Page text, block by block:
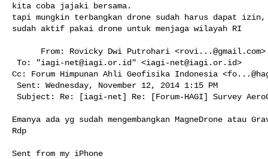
kita coba jajaki bersama.
tapi mungkin terbangkan drone sudah harus dapat izin,
sudah aktif pakai drone untuk menjaga wilayah RI
      From: Rovicky Dwi Putrohari <
rovi...@gmail.com>
To: "iagi-net@iagi.or.id " <iagi-net@iagi.or.id>
Cc: Forum Himpunan Ahli Geofisika Indonesia <
Emanya ada yg sudah mengembangkan MagneDrone atau
Rdp
Sent from my iPhone